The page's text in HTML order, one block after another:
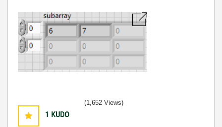
1 KUDO
(1,652 Views)